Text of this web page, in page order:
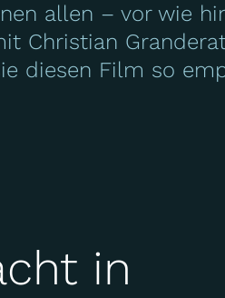
allen – vor wie
Christian
diesen Film so
in